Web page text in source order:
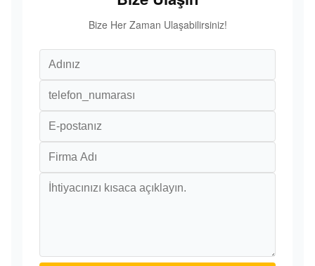
Bize Her Zaman Ulaşabilirsiniz!